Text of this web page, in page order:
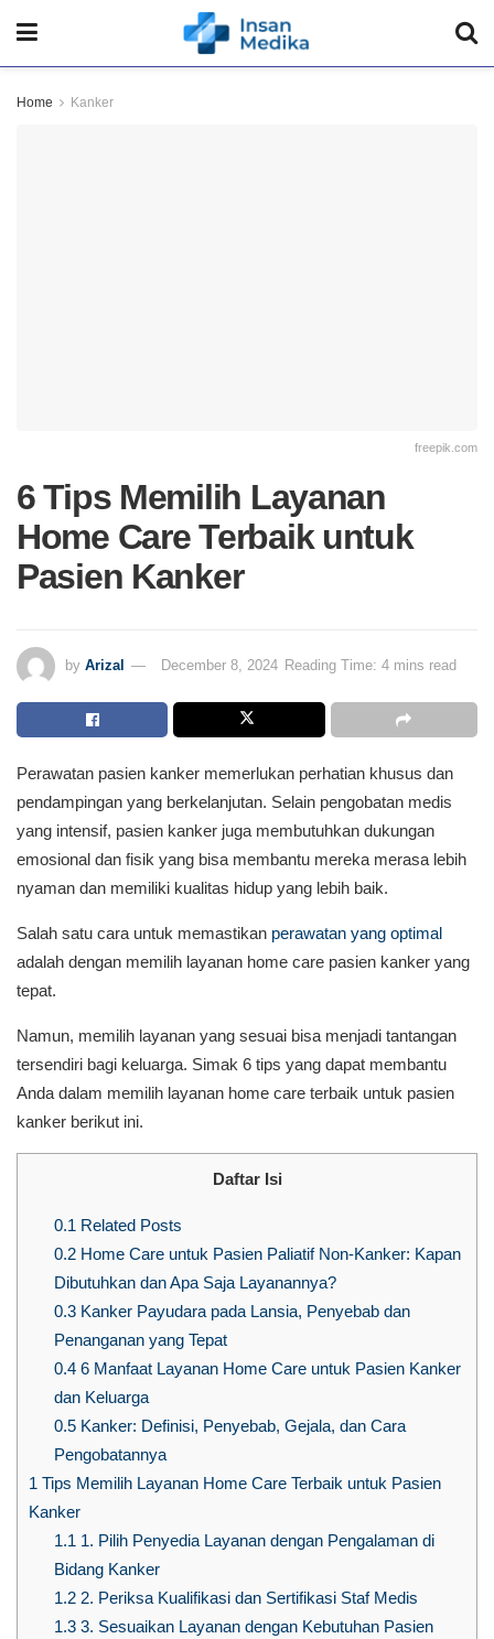
Home Kanker
freepik.com
6 Tips Memilih Layanan
Home Care Terbaik untuk
Pasien Kanker
by Arizal December 8, 2024 Reading Time: 4 mins read
Perawatan pasien kanker memerlukan perhatian khusus dan
pendampingan yang berkelanjutan. Selain pengobatan medis
yang intensif, pasien kanker juga membutuhkan dukungan
emosional dan fisik yang bisa membantu mereka merasa lebih
nyaman dan memiliki kualitas hidup yang lebih baik.
Salah satu cara untuk memastikan perawatan yang optimal
adalah dengan memilih layanan home care pasien kanker yang
tepat.
Namun, memilih layanan yang sesuai bisa menjadi tantangan
tersendiri bagi keluarga. Simak 6 tips yang dapat membantu
Anda dalam memilih layanan home care terbaik untuk pasien
kanker berikut ini.
Daftar Isi
0.1 Related Posts
0.2Home Care untuk Pasien Paliatif Non-Kanker: Kapan
Dibutuhkan dan Apa Saja Layanannya?
0.3Kanker Payudara pada Lansia, Penyebab dan
Penanganan yang Tepat
0.46 Manfaat Layanan Home Care untuk Pasien Kanker
dan Keluarga
0.5Kanker: Definisi, Penyebab, Gejala, dan Cara
Pengobatannya
1 Tips Memilih Layanan Home Care Terbaik untuk Pasien
Kanker
1.1 1. Pilih Penyedia Layanan dengan Pengalaman di
Bidang Kanker
1.22. Periksa Kualifikasi dan Sertifikasi Staf Medis
1.33. Sesuaikan Layanan dengan Kebutuhan Pasien